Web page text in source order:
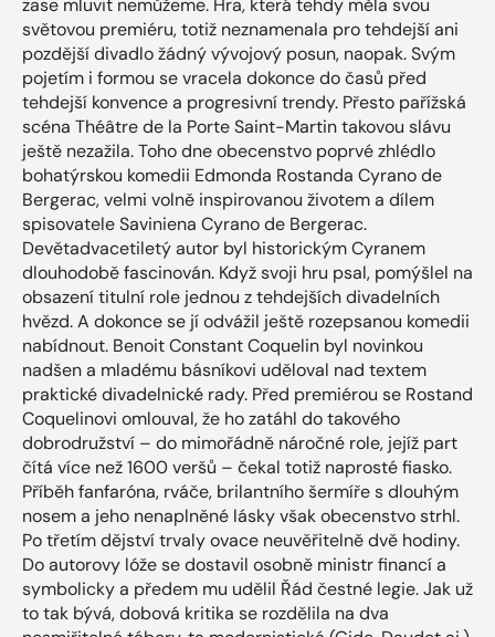
zase mluvit nemůžeme. Hra, která tehdy měla svou
světovou premiéru, totiž neznamenala pro tehdejší ani
pozdější divadlo žádný vývojový posun, naopak. Svým
pojetím i formou se vracela dokonce do časů před
tehdejší konvence a progresivní trendy. Přesto pařížská
scéna Théâtre de la Porte Saint-Martin takovou slávu
ještě nezažila. Toho dne obecenstvo poprvé zhlédlo
bohatýrskou komedii Edmonda Rostanda Cyrano de
Bergerac, velmi volně inspirovanou životem a dílem
spisovatele Saviniena Cyrano de Bergerac.
Devětadvacetiletý autor byl historickým Cyranem
dlouhodobě fascinován. Když svoji hru psal, pomýšlel na
obsazení titulní role jednou z tehdejších divadelních
hvězd. A dokonce se jí odvážil ještě rozepsanou komedii
nabídnout. Benoit Constant Coquelin byl novinkou
nadšen a mladému básníkovi uděloval nad textem
praktické divadelnické rady. Před premiérou se Rostand
Coquelinovi omlouval, že ho zatáhl do takového
dobrodružství – do mimořádně náročné role, jejíž part
čítá více než 1600 veršů – čekal totiž naprosté fiasko.
Příběh fanfaróna, rváče, brilantního šermíře s dlouhým
nosem a jeho nenaplněné lásky však obecenstvo strhl.
Po třetím dějství trvaly ovace neuvěřitelně dvě hodiny.
Do autorovy lóže se dostavil osobně ministr financí a
symbolicky a předem mu udělil Řád čestné legie. Jak už
to tak bývá, dobová kritika se rozdělila na dva